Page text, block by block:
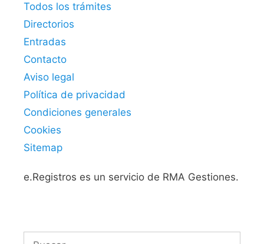
Todos los trámites
Directorios
Entradas
Contacto
Aviso legal
Política de privacidad
Condiciones generales
Cookies
Sitemap
e.Registros es un servicio de RMA Gestiones.
Buscar: